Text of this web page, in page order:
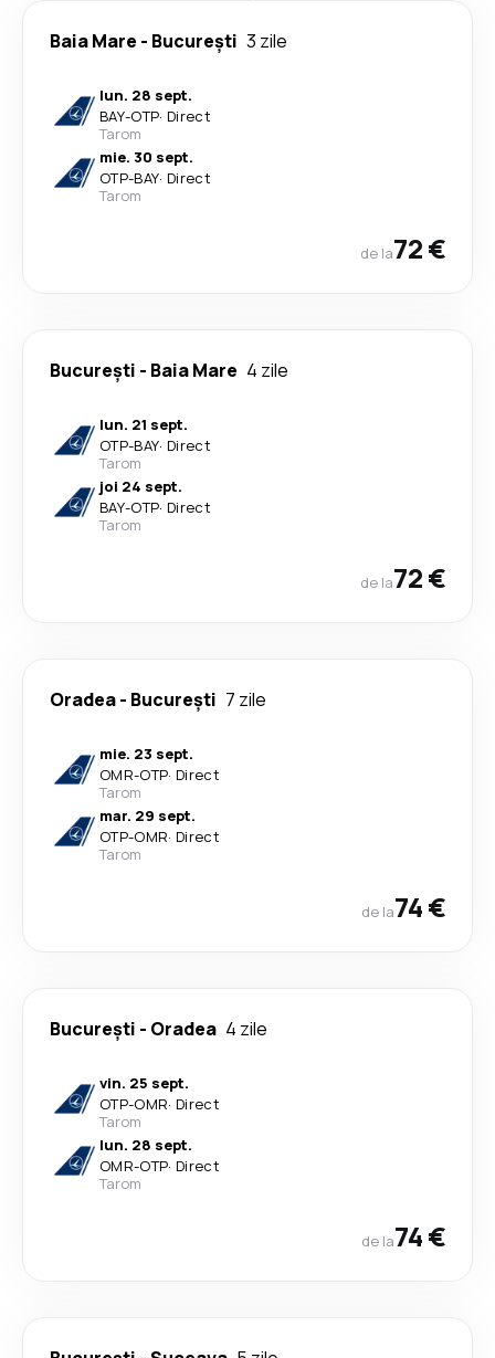
Baia Mare - București 3 zile
lun. 28 sept.
BAY-OTP· Direct
Tarom
mie. 30 sept.
OTP-BAY· Direct
Tarom
de la72 €
București - Baia Mare 4 zile
lun. 21 sept.
OTP-BAY· Direct
Tarom
joi 24 sept.
BAY-OTP· Direct
Tarom
de la72 €
Oradea- București 7 zile
mie. 23 sept.
OMR-OTP· Direct
Tarom
mar. 29 sept.
OTP-OMR· Direct
Tarom
de la74 €
București - Oradea 4 zile
vin. 25 sept.
OTP-OMR· Direct
Tarom
lun. 28 sept.
OMR-OTP· Direct
Tarom
de la74 €